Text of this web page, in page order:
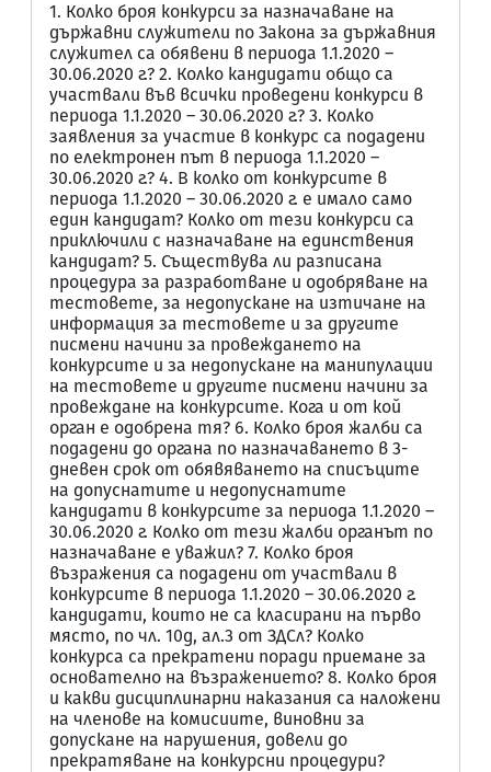
1. Колко броя конкурси за назначаване на
държавни служители по Закона за държавния
служител са обявени в периода 1.1.2020 –
30.06.2020 г.? 2. Колко кандидати общо са
участвали във всички проведени конкурси в
периода 1.1.2020 – 30.06.2020 г.? 3. Колко
заявления за участие в конкурс са подадени
по електронен път в периода 1.1.2020 –
30.06.2020 г.? 4. В колко от конкурсите в
периода 1.1.2020 – 30.06.2020 г. е имало само
един кандидат? Колко от тези конкурси са
приключили с назначаване на единствения
кандидат? 5. Съществува ли разписана
процедура за разработване и одобряване на
тестовете, за недопускане на изтичане на
информация за тестовете и за другите
писмени начини за провеждането на
конкурсите и за недопускане на манипулации
на тестовете и другите писмени начини за
провеждане на конкурсите. Кога и от кой
орган е одобрена тя? 6. Колко броя жалби са
подадени до органа по назначаването в 3-
дневен срок от обявяването на списъците
на допуснатите и недопуснатите
кандидати в конкурсите за периода 1.1.2020 –
30.06.2020 г. Колко от тези жалби органът по
назначаване е уважил? 7. Колко броя
възражения са подадени от участвали в
конкурсите в периода 1.1.2020 – 30.06.2020 г.
кандидати, които не са класирани на първо
място, по чл. 10д, ал.3 от ЗДСл? Колко
конкурса са прекратени поради приемане за
основателно на възражението? 8. Колко броя
и какви дисциплинарни наказания са наложени
на членове на комисиите, виновни за
допускане на нарушения, довели до
прекратяване на конкурсни процедури?